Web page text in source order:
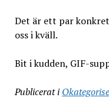
Det är ett par
oss i kväll.
Bit i kudden, GIF-
Publicerat i